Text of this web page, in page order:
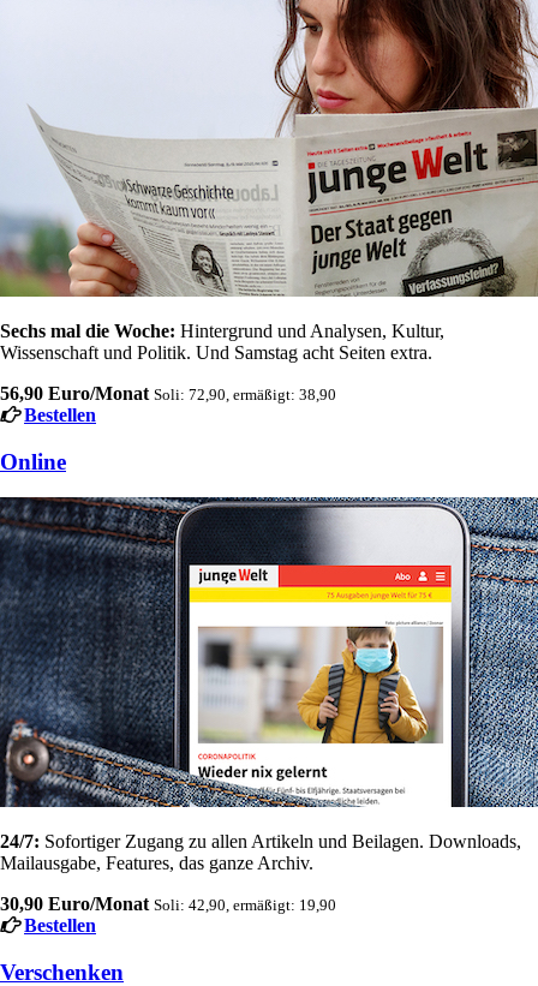
Sechs mal die Woche: Hintergrund und Analysen, Kultur,
Wissenschaft und Politik. Und Samstag acht Seiten extra.
56,90 Euro/Monat Soli: 72,90, ermäßigt: 38,90
Bestellen
Online
24/7: Sofortiger Zugang zu allen Artikeln und Beilagen. Downloads,
Mailausgabe, Features, das ganze Archiv.
30,90 Euro/Monat Soli: 42,90, ermäßigt: 19,90
Bestellen
Verschenken